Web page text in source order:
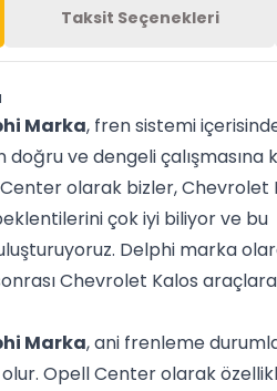
Taksit Seçenekleri
Marka, fren sistemi
doğru ve dengeli çalışmasına
olarak bizler, Chevrolet
çok iyi biliyor ve bu
Delphi marka
Chevrolet Kalos araçlara
Marka, ani frenleme
Opell Center olarak